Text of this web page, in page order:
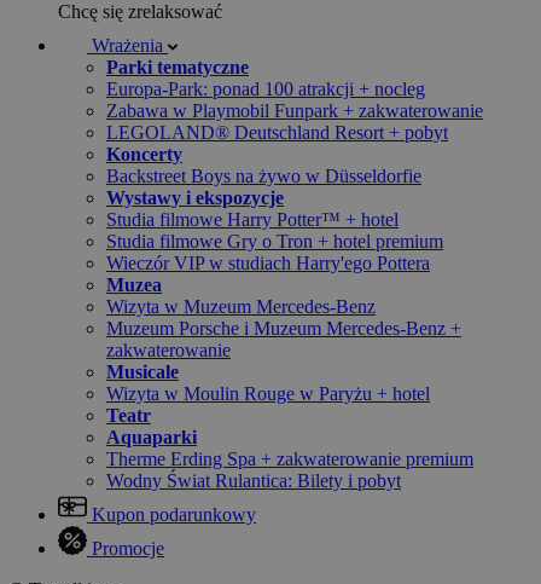
Chcę się zrelaksować
Wrażenia
Parki tematyczne
Europa-Park: ponad 100 atrakcji + nocleg
Zabawa w Playmobil Funpark + zakwaterowanie
LEGOLAND® Deutschland Resort + pobyt
Koncerty
Backstreet Boys na żywo w Düsseldorfie
Wystawy i ekspozycje
Studia filmowe Harry Potter™ + hotel
Studia filmowe Gry o Tron + hotel premium
Wieczór VIP w studiach Harry'ego Pottera
Muzea
Wizyta w Muzeum Mercedes-Benz
Muzeum Porsche i Muzeum Mercedes-Benz +
zakwaterowanie
Musicale
Wizyta w Moulin Rouge w Paryżu + hotel
Teatr
Aquaparki
Therme Erding Spa + zakwaterowanie premium
Wodny Świat Rulantica: Bilety i pobyt
Kupon podarunkowy
Promocje